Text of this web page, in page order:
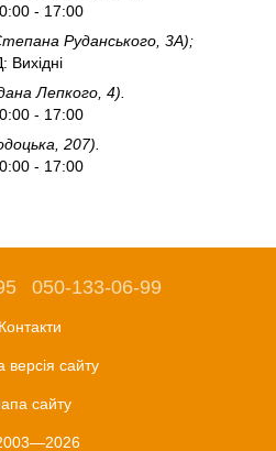
- 17:00
Руданського, 3А);
Лепкого, 4).
- 17:00
207).
- 17:00
050-133-06-99
Контакти
версія сайту
сайту